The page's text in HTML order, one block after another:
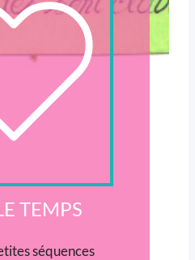
TEMPS
séquences